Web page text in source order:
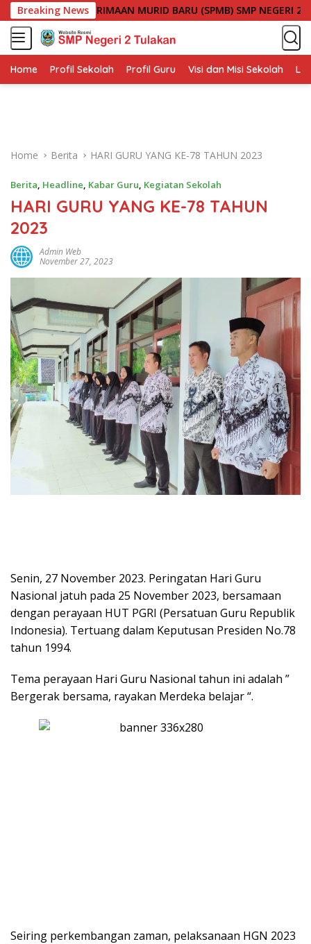
k
p
o
Breaking News
SISTEM PENERIMAAN MURID BARU (SPMB) SMP NEGERI 2
Home Profil Sekolah Profil Guru Visi dan Misi Sekolah
Home Berita HARI GURU YANG KE-78 TAHUN 2023
Berita, Headline, Kabar Guru, Kegiatan Sekolah
HARI GURU YANG KE-78 TAHUN
2023
Admin Web
November 27, 2023
Senin, 27 November 2023. Peringatan Hari Guru
Nasional jatuh pada 25 November 2023, bersamaan
dengan perayaan HUT PGRI (Persatuan Guru Republik
Indonesia). Tertuang dalam Keputusan Presiden No.78
tahun 1994.
Tema perayaan Hari Guru Nasional tahun ini adalah ”
Bergerak bersama, rayakan Merdeka belajar “.
Seiring perkembangan zaman, pelaksanaan HGN 2023